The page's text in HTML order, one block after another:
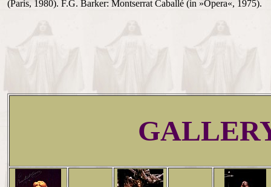
(Paris, 1980). F.G. Barker: Montserrat Caballé (in »Opera«, 1975).